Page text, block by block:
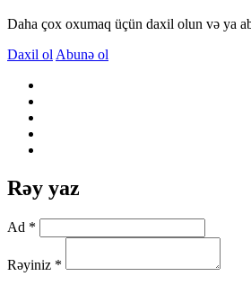
Daha çox oxumaq üçün daxil olun və ya
Daxil ol Abunə ol
Rəy yaz
Ad *
Rəyiniz *